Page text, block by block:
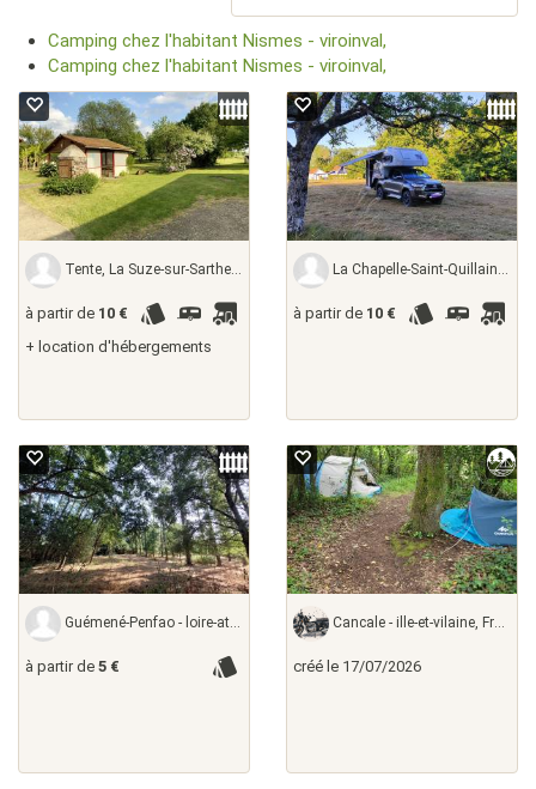
Camping chez l'habitant Nismes - viroinval,
Camping chez l'habitant Nismes - viroinval,
Tente, La Suze-sur-Sarthe - sarthe, France
à partir de 10 €
+ location d'hébergements
La Chapelle-Saint-Quillain - haute-saône,
à partir de 10 €
Guémené-Penfao - loire-atlantique,
à partir de 5 €
Cancale - ille-et-vilaine, France
créé le 17/07/2026